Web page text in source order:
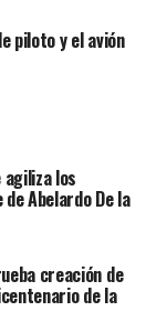
piloto y el avión
agiliza los
Abelardo De la
creación de
de la